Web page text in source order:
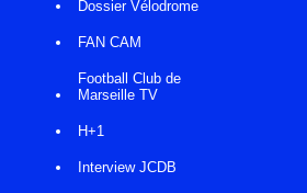
Dossier Vélodrome
FAN CAM
Football Club de
Marseille TV
H+1
Interview JCDB